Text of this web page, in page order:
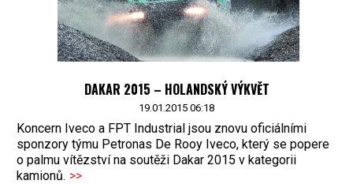
DAKAR 2015 – HOLANDSKÝ VÝKVĚT
19.01.2015 06:18
Koncern Iveco a FPT Industrial jsou znovu oficiálními
sponzory týmu Petronas De Rooy Iveco, který se popere
o palmu vítězství na soutěži Dakar 2015 v kategorii
kamionů. >>